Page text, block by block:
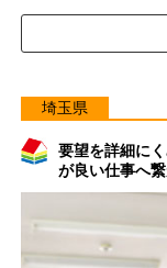
埼玉県
要望を詳細に
が良い仕事へ